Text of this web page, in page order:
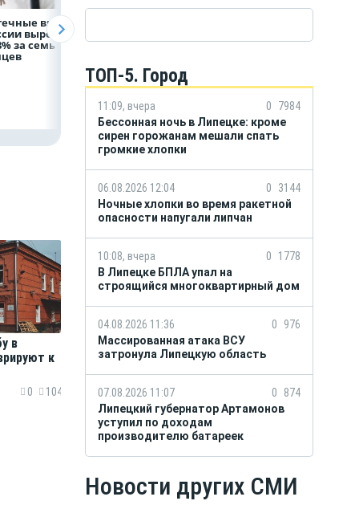
выдачи
выросли
за семь помощь детям по
благотворительного
марафона
наличными в
в
к
0 104
ТОП-5. Город
11:09, вчера 0
7984
Бессонная ночь в Липецке: кроме
сирен горожанам мешали спать
громкие хлопки
06.08.2026 12:04 0
3144
Ночные хлопки во время ракетной
опасности напугали липчан
10:08, вчера 0
1778
В Липецке БПЛА упал на
строящийся многоквартирный дом
04.08.2026 11:36 0
976
Массированная атака ВСУ
затронула Липецкую область
07.08.2026 11:07 0
874
Липецкий губернатор Артамонов
уступил по доходам
производителю батареек
Новости других СМИ